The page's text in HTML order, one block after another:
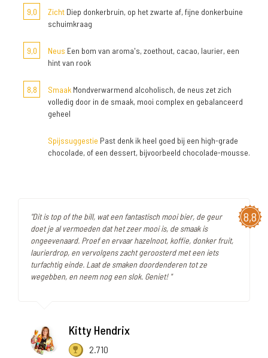
9,0
Zicht Diep donkerbruin, op het zwarte af, fijne donkerbuine
schuimkraag
9,0 Neus Een bom van aroma's, zoethout, cacao, laurier, een
hint van rook
8,8 Smaak Mondverwarmend alcoholisch, de neus zet zich
volledig door in de smaak, mooi complex en gebalanceerd
geheel
Spijssuggestie Past denk ik heel goed bij een high-grade
chocolade, of een dessert, bijvoorbeeld chocolade-mousse.
8,8
"Dit is top of the bill, wat een fantastisch mooi bier, de geur
doet je al vermoeden dat het zeer mooi is, de smaak is
ongeevenaard. Proef en ervaar hazelnoot, koffie, donker fruit,
laurierdrop, en vervolgens zacht geroosterd met een iets
turfachtig einde. Laat de smaken doordenderen tot ze
wegebben, en neem nog een slok. Geniet! "
Kitty Hendrix
2.710